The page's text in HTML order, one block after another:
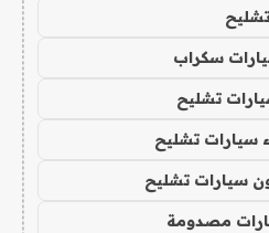
تشليح
سكراب
تشليح
سيارات تشليح
سيارات تشليح
مصدومة